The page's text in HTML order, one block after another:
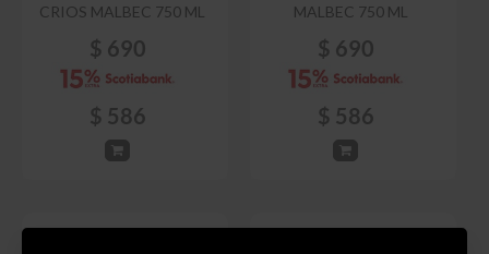
CRIOS MALBEC 750 ML
$ 690
$ 586
MALBEC 750 ML
$ 690
$ 586